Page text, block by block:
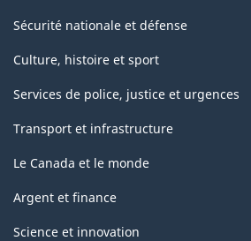
Sécurité nationale et défense
Culture, histoire et sport
Services de police, justice et urgences
Transport et infrastructure
Le Canada et le monde
Argent et finance
Science et innovation